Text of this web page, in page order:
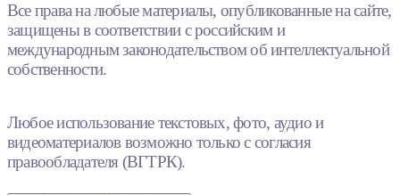
Все права на любые материалы, опубликованные на сайте,
защищены в соответствии с российским и
международным законодательством об интеллектуальной
собственности.
Любое использование текстовых, фото, аудио и
видеоматериалов возможно только с согласия
правообладателя (ВГТРК).